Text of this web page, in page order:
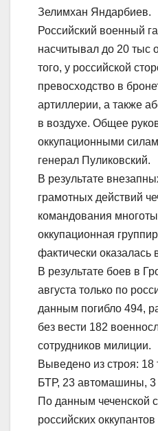
Зелимхан Яндарбиев.
Российский военный
насчитывал до 20 тыс
того, у российской
превосходство в
артиллерии, а также
в воздухе. Общее
оккупационными
генерал Пуликовский.
В результате
грамотных действий
командования
оккупационная
фактически оказалась
В результате боев в
августа только по
данным погибло 494,
без вести 182
сотрудников милиции.
Выведено из строя:
БТР, 23 автомашины, 3
По данным чеченской
российских